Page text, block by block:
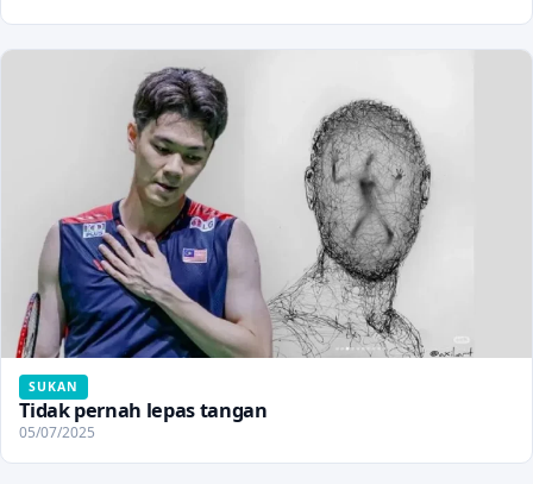
SUKAN
Tidak pernah lepas tangan
05/07/2025